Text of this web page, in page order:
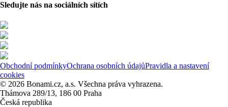
Sledujte nás na sociálních sítích
Obchodní podmínkyOchrana osobních údajůPravidla a nastavení
cookies
© 2026 Bonami.cz, a.s. Všechna práva vyhrazena.
Thámova 289/13, 186 00 Praha
Česká republika